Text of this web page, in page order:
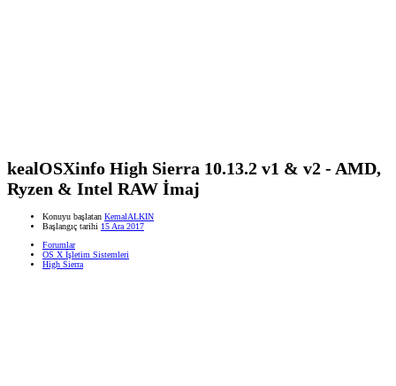
kealOSXinfo High Sierra 10.13.2 v1 & v2 - AMD,
Ryzen & Intel RAW İmaj
Konuyu başlatan KemalALKIN
Başlangıç tarihi 15 Ara 2017
Forumlar
OS X İşletim Sistemleri
High Sierra